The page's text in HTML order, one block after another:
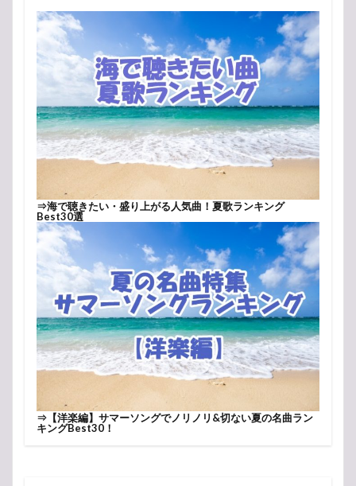
⇒海で聴きたい・盛り上がる人気曲！夏歌ランキング
Best30選
⇒ 【洋楽編】サマーソングでノリノリ&切ない夏の名曲ラン
キングBest30！